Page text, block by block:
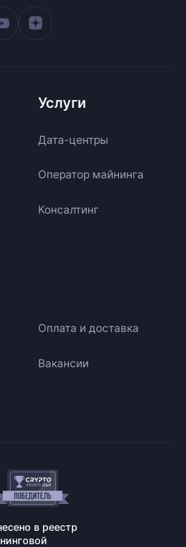
Услуги
Дата-центры
Оператор майнинга
Консалтинг
Оплата и доставка
Вакансии
в реестр